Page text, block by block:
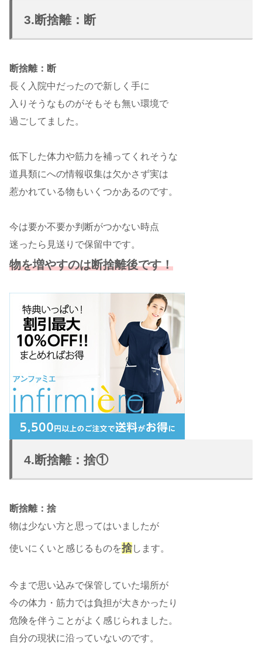
3.断捨離：断
断捨離：断
長く入院中だったので新しく手に
入りそうなものがそもそも無い環境で
過ごしてました。
低下した体力や筋力を補ってくれそうな
道具類にへの情報収集は欠かさず実は
惹かれている物もいくつかあるのです。
今は要か不要か判断がつかない時点
迷ったら見送りで保留中です。
物を増やすのは断捨離後です！
4.断捨離：捨①
断捨離：捨
物は少ない方と思ってはいましたが
使いにくいと感じるものを捨します。
今まで思い込みで保管していた場所が
今の体力・筋力では負担が大きかったり
危険を伴うことがよく感じられました。
自分の現状に沿っていないのです。